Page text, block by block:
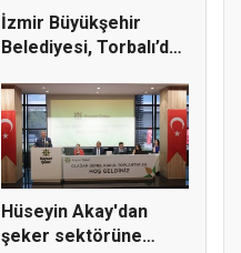
İzmir Büyükşehir
Belediyesi, Torbalı’da
Hüseyin Akay'dan
şeker sektörüne